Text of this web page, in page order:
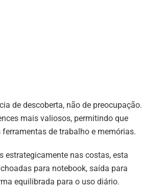
de descoberta, não de preocupação.
mais valiosos, permitindo que
de trabalho e memórias.
estrategicamente nas costas, esta
para notebook, saída para
equilibrada para o uso diário.